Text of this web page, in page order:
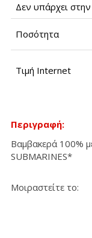
Δεν υπάρχει
Ποσότητα
Τιμή Internet
Περιγραφή:
Βαμβακερά 100%
SUBMARINES*
Μοιραστείτε το: